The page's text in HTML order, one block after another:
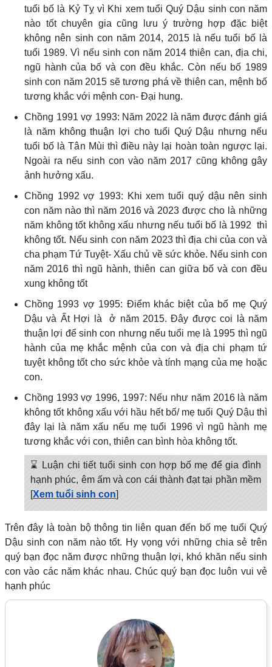
tuổi bố là Kỷ Tỵ vì Khi xem tuổi Quý Dậu sinh con năm
nào tốt chuyên gia cũng lưu ý trường hợp đặc biệt
không nên sinh con năm 2014, 2015 là nếu tuổi bố là
tuổi 1989. Vì nếu sinh con năm 2014 thiên can, địa chi,
ngũ hành của bố và con đều khắc. Còn nếu bố 1989
sinh con năm 2015 sẽ tương phá về thiên can, mệnh bố
tương khắc với mệnh con- Đại hung.
Chồng 1991 vợ 1993: Năm 2022 là năm được đánh giá
là năm không thuận lợi cho tuổi Quý Dậu nhưng nếu
tuổi bố là Tân Mùi thì điều này lại hoàn toàn ngược lại.
Ngoài ra nếu sinh con vào năm 2017 cũng không gây
ảnh hưởng xấu.
Chồng 1992 vợ 1993: Khi xem tuổi quý dậu nên sinh
con năm nào thì năm 2016 và 2023 được cho là những
năm không tốt không xấu nhưng nếu tuổi bố là 1992 thì
không tốt. Nếu sinh con năm 2023 thì địa chi của con và
cha phạm Tứ Tuyệt- Xấu chủ về sức khỏe. Nếu sinh con
năm 2016 thì ngũ hành, thiên can giữa bố và con đều
xung không tốt
Chồng 1993 vợ 1995: Điểm khác biệt của bố mẹ Quý
Dậu và Ất Hợi là ở năm 2015. Đây được coi là năm
thuận lợi để sinh con nhưng nếu tuổi mẹ là 1995 thì ngũ
hành của mẹ khắc mệnh của con và địa chi phạm tứ
tuyệt không tốt cho sức khỏe và tính mạng của mẹ hoặc
con.
Chồng 1993 vợ 1996, 1997: Nếu như năm 2016 là năm
không tốt không xấu với hầu hết bố/ mẹ tuổi Quý Dậu thì
đây lại là năm xấu nếu mẹ tuổi 1996 vì ngũ hành mẹ
tương khắc với con, thiên can bình hòa không tốt.
⌛ Luận chi tiết tuổi sinh con hợp bố mẹ để gia đình
hạnh phúc, êm ấm và con cái thành đạt tại phần mềm
[Xem tuổi sinh con]
Trên đây là toàn bộ thông tin liên quan đến bố mẹ tuổi Quý
Dậu sinh con năm nào tốt. Hy vọng với những chia sẻ trên
quý bạn đọc năm được những thuận lợi, khó khăn nếu sinh
con vào các năm khác nhau. Chúc quý bạn đọc luôn vui vẻ
hạnh phúc